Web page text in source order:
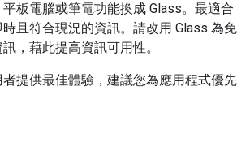
板電腦或筆電功能換成 Glass。最適合
且符合現況的資訊。請改用 Glass 為免
，藉此提高資訊可用性。
提供最佳體驗，建議您為應用程式優先